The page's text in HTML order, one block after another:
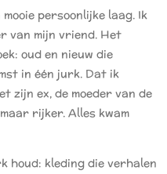
persoonlijke laag. Ik
van mijn vriend. Het
oud en nieuw die
in één jurk. Dat ik
zijn ex, de moeder van de
rijker. Alles kwam
houd: kleding die verhalen